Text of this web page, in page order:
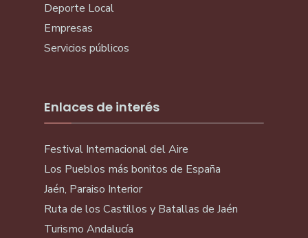
Deporte Local
Empresas
Servicios públicos
Enlaces de interés
Festival Internacional del Aire
Los Pueblos más bonitos de España
Jaén, Paraiso Interior
Ruta de los Castillos y Batallas de Jaén
Turismo Andalucía